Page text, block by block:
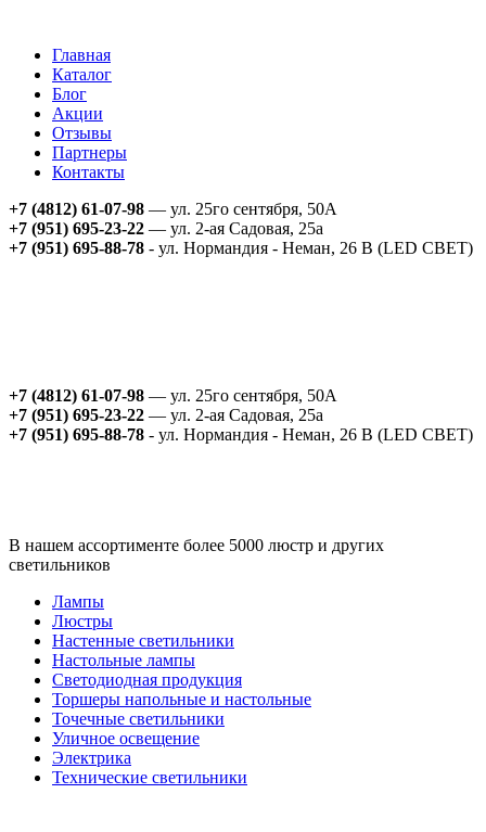
Главная
Каталог
Блог
Акции
Отзывы
Партнеры
Контакты
+7 (4812) 61-07-98 — ул. 25го сентября, 50А
+7 (951) 695-23-22 — ул. 2-ая Садовая, 25а
+7 (951) 695-88-78 - ул. Нормандия - Неман, 26 В (LED СВЕТ)
+7 (4812) 61-07-98 — ул. 25го сентября, 50А
+7 (951) 695-23-22 — ул. 2-ая Садовая, 25а
+7 (951) 695-88-78 - ул. Нормандия - Неман, 26 В (LED СВЕТ)
В нашем ассортименте более 5000 люстр и других
светильников
Лампы
Люстры
Настенные светильники
Настольные лампы
Светодиодная продукция
Торшеры напольные и настольные
Точечные светильники
Уличное освещение
Электрика
Технические светильники